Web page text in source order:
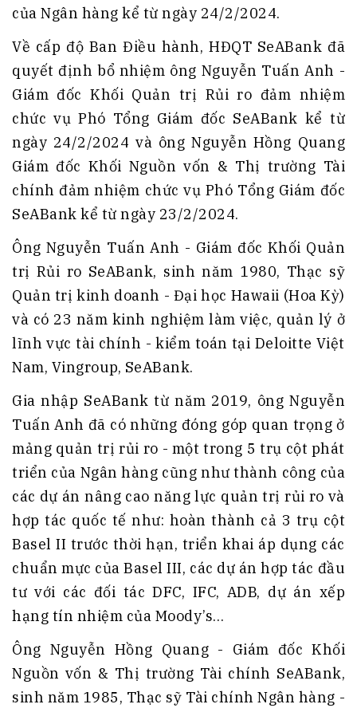
của Ngân hàng kể từ ngày 24/2/2024.
Về cấp độ Ban Điều hành, HĐQT SeABank đã
quyết định bổ nhiệm ông Nguyễn Tuấn Anh -
Giám đốc Khối Quản trị Rủi ro đảm nhiệm
chức vụ Phó Tổng Giám đốc SeABank kể từ
ngày 24/2/2024 và ông Nguyễn Hồng Quang
Giám đốc Khối Nguồn vốn & Thị trường Tài
chính đảm nhiệm chức vụ Phó Tổng Giám đốc
SeABank kể từ ngày 23/2/2024.
Ông Nguyễn Tuấn Anh - Giám đốc Khối Quản
trị Rủi ro SeABank, sinh năm 1980, Thạc sỹ
Quản trị kinh doanh - Đại học Hawaii (Hoa Kỳ)
và có 23 năm kinh nghiệm làm việc, quản lý ở
lĩnh vực tài chính - kiểm toán tại Deloitte Việt
Nam, Vingroup, SeABank.
Gia nhập SeABank từ năm 2019, ông Nguyễn
Tuấn Anh đã có những đóng góp quan trọng ở
mảng quản trị rủi ro - một trong 5 trụ cột phát
triển của Ngân hàng cũng như thành công của
các dự án nâng cao năng lực quản trị rủi ro và
hợp tác quốc tế như: hoàn thành cả 3 trụ cột
Basel II trước thời hạn, triển khai áp dụng các
chuẩn mực của Basel III, các dự án hợp tác đầu
tư với các đối tác DFC, IFC, ADB, dự án xếp
hạng tín nhiệm của Moody’s…
Ông Nguyễn Hồng Quang - Giám đốc Khối
Nguồn vốn & Thị trường Tài chính SeABank,
sinh năm 1985, Thạc sỹ Tài chính Ngân hàng -